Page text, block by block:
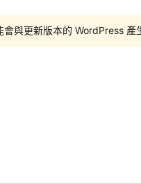
與更新版本的 WordPress 產